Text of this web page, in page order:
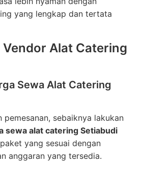
yang lengkap dan tertata
Alat Catering
Sewa Alat Catering
pemesanan, sebaiknya lakukan
sewa alat catering Setiabudi
yang sesuai dengan
anggaran yang tersedia.